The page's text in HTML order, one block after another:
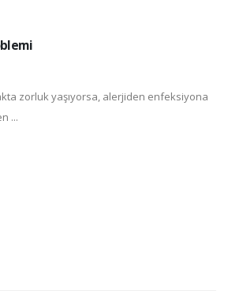
zorluk yaşıyorsa, alerjiden enfeksiyona
...